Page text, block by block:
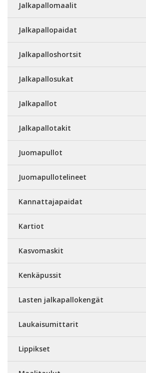
Jalkapallomaalit
Jalkapallopaidat
Jalkapalloshortsit
Jalkapallosukat
Jalkapallot
Jalkapallotakit
Juomapullot
Juomapullotelineet
Kannattajapaidat
Kartiot
Kasvomaskit
Kenkäpussit
Lasten jalkapallokengät
Laukaisumittarit
Lippikset